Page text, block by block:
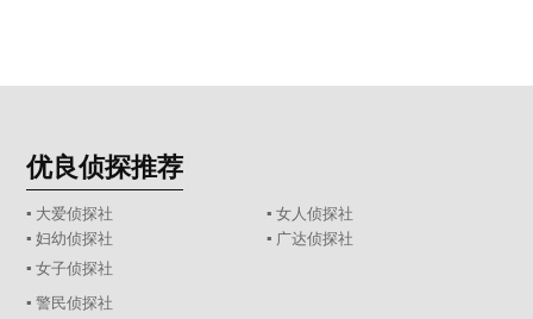
优良侦探推荐
▪ 大爱侦探社
▪ 女人侦探社
▪ 妇幼侦探社
▪ 广达侦探社
▪ 女子侦探社
▪ 警民侦探社